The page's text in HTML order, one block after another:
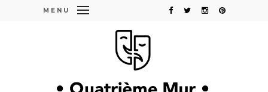
MENU